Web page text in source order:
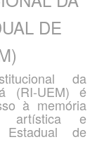
DE
da
(RI-UEM) é
à memória
artística e
Estadual de